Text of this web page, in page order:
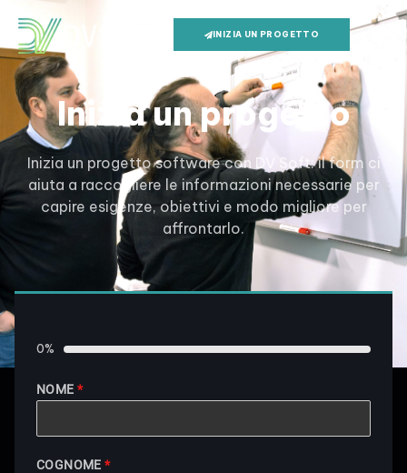
INIZIA UN PROGETTO
Inizia un progetto
Inizia un progetto software con DV Soft: il form ci
aiuta a raccogliere le informazioni necessarie per
capire esigenze, obiettivi e modo migliore per
affrontarlo.
0%
NOME *
COGNOME*